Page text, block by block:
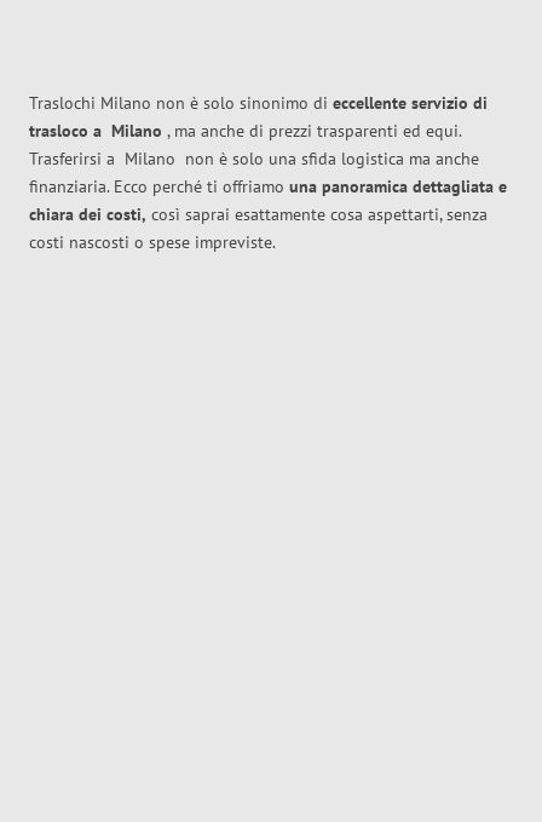
Traslochi Milano non è solo sinonimo di eccellente servizio di
trasloco a Milano , ma anche di prezzi trasparenti ed equi.
Trasferirsi a Milano non è solo una sfida logistica ma anche
finanziaria. Ecco perché ti offriamo una panoramica dettagliata e
chiara dei costi, così saprai esattamente cosa aspettarti, senza
costi nascosti o spese impreviste.